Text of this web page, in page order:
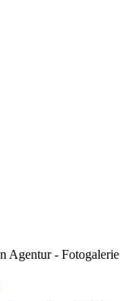
Agentur - Fotogalerie